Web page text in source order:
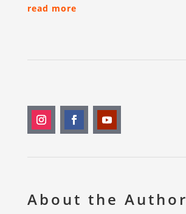
read more
About the Author